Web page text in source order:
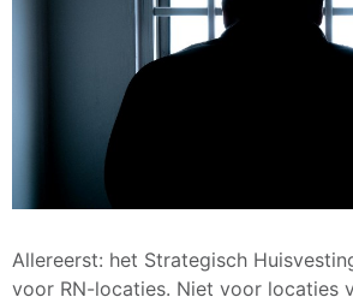
Allereerst: het Strategisch
voor RN-locaties. Niet voor locaties